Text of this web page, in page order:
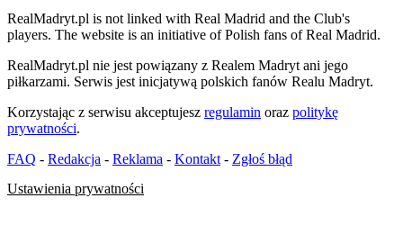
RealMadryt.pl is not linked with Real Madrid and the Club's
players. The website is an initiative of Polish fans of Real Madrid.
RealMadryt.pl nie jest powiązany z Realem Madryt ani jego
piłkarzami. Serwis jest inicjatywą polskich fanów Realu Madryt.
Korzystając z serwisu akceptujesz regulamin oraz politykę
prywatności.
FAQ - Redakcja - Reklama - Kontakt - Zgłoś błąd
Ustawienia prywatności